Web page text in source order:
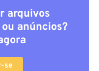
arquivos
anúncios?
se